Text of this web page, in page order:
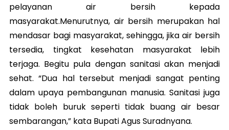
pelayanan air bersih kepada
masyarakat.Menurutnya, air bersih merupakan hal
mendasar bagi masyarakat, sehingga, jika air bersih
tersedia, tingkat kesehatan masyarakat lebih
terjaga. Begitu pula dengan sanitasi akan menjadi
sehat. “Dua hal tersebut menjadi sangat penting
dalam upaya pembangunan manusia. Sanitasi juga
tidak boleh buruk seperti tidak buang air besar
sembarangan,” kata Bupati Agus Suradnyana.